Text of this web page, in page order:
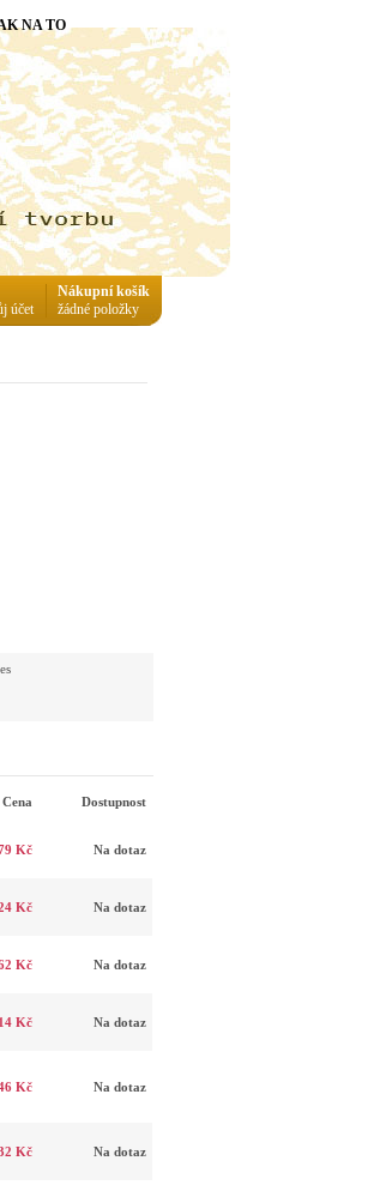
Cena Dostupnost
Kč Na dotaz
Kč Na dotaz
Kč Na dotaz
Kč Na dotaz
Kč Na dotaz
Kč Na dotaz
NA TO
Nákupní košík
žádné položky
účet